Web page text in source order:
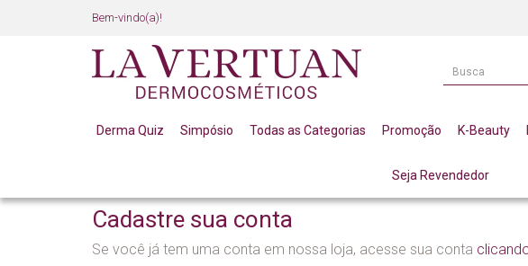
Bem-vindo(a)!
Derma Quiz Simpósio Todas as Categorias Promoção K-Beauty
Seja Revendedor
Cadastre sua conta
Se você já tem uma conta em nossa loja, acesse sua conta